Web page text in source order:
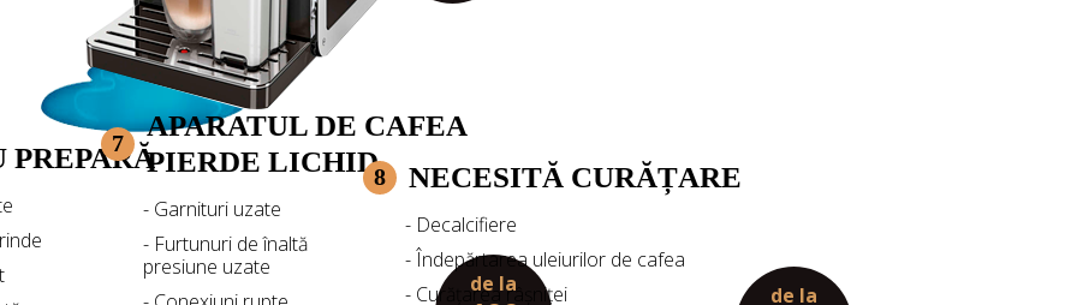
PREPARĂ
7
APARATUL DE CAFEA
PIERDE LICHID
- Garnituri uzate
- Furtunuri de înaltă
presiune uzate
de la
8 NECESITĂ CURĂȚARE
- Decalcifiere
- Îndepărtarea uleiurilor de cafea
- Curățarea râșniței
de la